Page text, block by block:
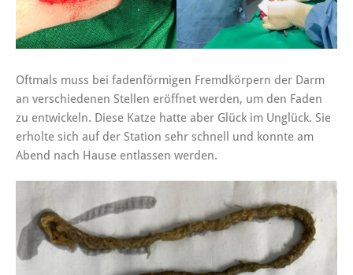
Oftmals muss bei fadenförmigen Fremdkörpern der Darm
an verschiedenen Stellen eröffnet werden, um den Faden
zu entwickeln. Diese Katze hatte aber Glück im Unglück. Sie
erholte sich auf der Station sehr schnell und konnte am
Abend nach Hause entlassen werden.